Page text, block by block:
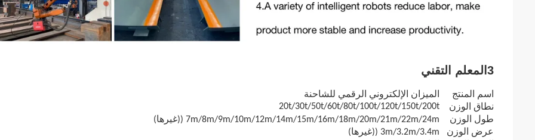
3المعلم التقني
اسم المنتج
الميزان الإلكتروني الرقمي للشاحنة
نطاق الوزن
20t/30t/50t/60t/80t/100t/120t/150t/200t
طول الوزن
7m/8m/9m/10m/12m/14m/15m/16m/18m/20m/21m/22m/24m ((غيرها)
عرض الوزن
3m/3.2m/3.4m ((غيرها)